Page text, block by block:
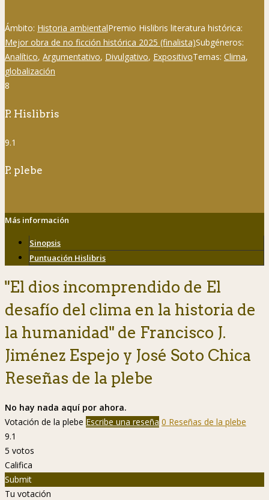
Ámbito: Historia ambientalPremio Hislibris literatura histórica:
Mejor obra de no ficción histórica 2025 (finalista)Subgéneros:
Analítico, Argumentativo, Divulgativo, ExpositivoTemas: Clima,
globalización
8
P. Hislibris
9.1
P. plebe
Más información
Sinopsis
Puntuación Hislibris
"El dios incomprendido de El
desafío del clima en la historia de
la humanidad" de Francisco J.
Jiménez Espejo y José Soto Chica
Reseñas de la plebe
No hay nada aquí por ahora.
Votación de la plebe Escribe una reseña 0 Reseñas de la plebe
9.1
5 votos
Califica
Submit
Tu votación